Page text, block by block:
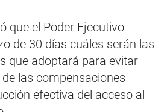
que el Poder Ejecutivo
de 30 días cuáles serán las
que adoptará para evitar
las compensaciones
efectiva del acceso al